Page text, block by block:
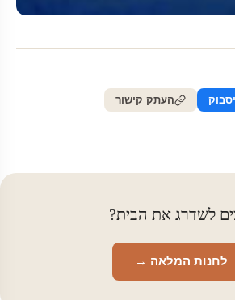
העתק קישור
לשדרג את הבית?
לחנות המלאה →